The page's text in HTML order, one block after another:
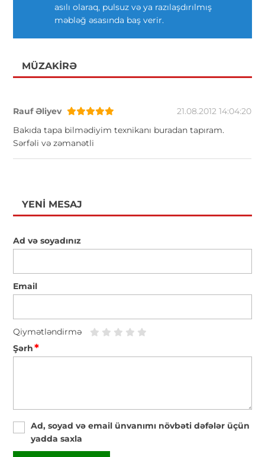
asılı olaraq, pulsuz və ya razılaşdırılmış
məbləğ əsasında baş verir.
MÜZAKIRƏ
Rauf Əliyev
21.08.2012 14:04:20
Bakıda tapa bilmədiyim texnikanı buradan tapıram.
Sərfəli və zəmanətli
YENI MESAJ
Ad və soyadınız
Email
Qiymətləndirmə
Şərh*
Ad, soyad və email ünvanımı növbəti dəfələr üçün
yadda saxla